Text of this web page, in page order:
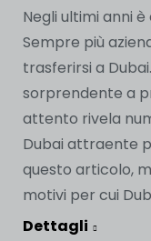
Negli ultimi anni
Sempre più
trasferirsi a
sorprendente a
attento rivela
Dubai attraente
questo articolo,
motivi per cui
Dettagli